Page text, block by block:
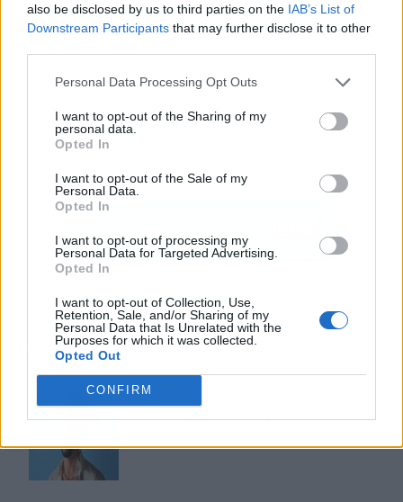
also be disclosed by us to third parties on the IAB’s List of
Downstream Participants that may further disclose it to other
Personal Data Processing Opt Outs
I want to opt-out of the Sharing of my
personal data.
Opted In
I want to opt-out of the Sale of my
Personal Data.
Opted In
I want to opt-out of processing my
Personal Data for Targeted Advertising.
Opted In
I want to opt-out of Collection, Use,
Retention, Sale, and/or Sharing of my
Personal Data that Is Unrelated with the
Purposes for which it was collected.
Opted Out
CONFIRM
Los más vistos
Los 7 mejores discos de Bad Bunny,
ordenados de mejor a peor